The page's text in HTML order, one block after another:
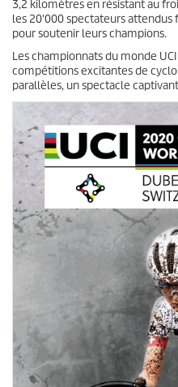
3,2 kilomètres en résistant au
les 20'000 spectateurs
pour soutenir leurs champions.
Les championnats du monde
compétitions excitantes de
parallèles, un spectacle